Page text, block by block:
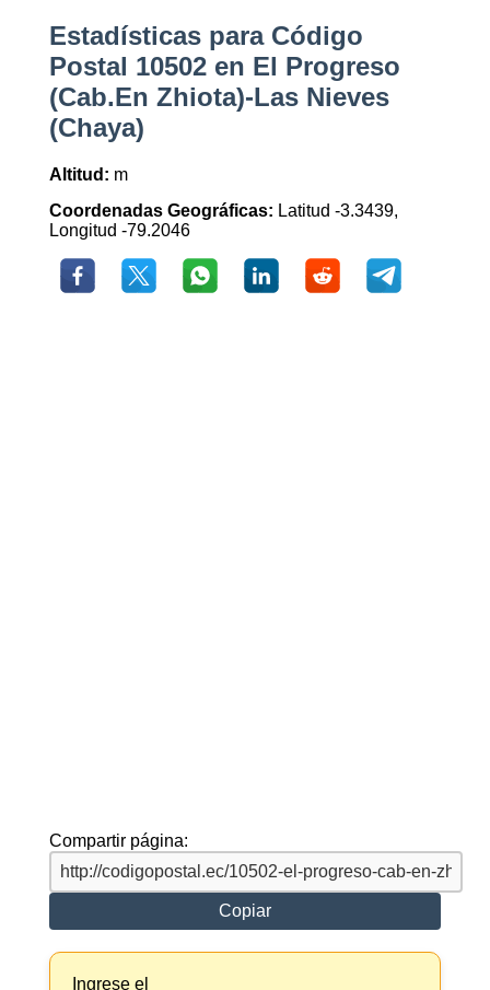
Estadísticas para Código
Postal 10502 en El Progreso
(Cab.En Zhiota)-Las Nieves
(Chaya)
Altitud: m
Coordenadas Geográficas: Latitud -3.3439,
Longitud -79.2046
Compartir página:
Copiar
Ingrese el